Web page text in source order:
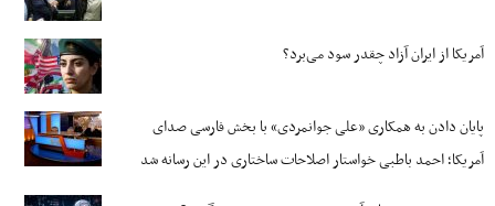
آمریکا از ایران آزاد چقدر سود می‌برد؟
پایان دادن به همکاری «علی جوانمردی» با بخش فارسی صدای
آمریکا؛ احمد باطبی خواستار اصلاحات ساختاری در این رسانه شد